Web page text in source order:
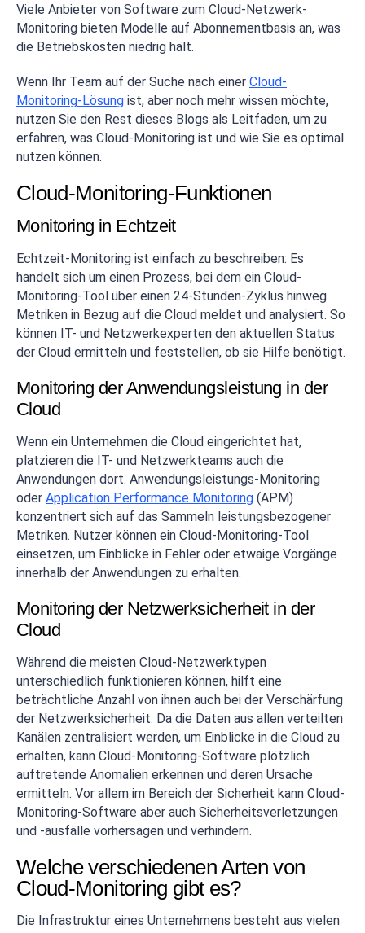
Viele Anbieter von Software zum Cloud-Netzwerk-
Monitoring bieten Modelle auf Abonnementbasis an, was
die Betriebskosten niedrig hält.
Wenn Ihr Team auf der Suche nach einer Cloud-
Monitoring-Lösung ist, aber noch mehr wissen möchte,
nutzen Sie den Rest dieses Blogs als Leitfaden, um zu
erfahren, was Cloud-Monitoring ist und wie Sie es optimal
nutzen können.
Cloud-Monitoring-Funktionen
Monitoring in Echtzeit
Echtzeit-Monitoring ist einfach zu beschreiben: Es
handelt sich um einen Prozess, bei dem ein Cloud-
Monitoring-Tool über einen 24-Stunden-Zyklus hinweg
Metriken in Bezug auf die Cloud meldet und analysiert. So
können IT- und Netzwerkexperten den aktuellen Status
der Cloud ermitteln und feststellen, ob sie Hilfe benötigt.
Monitoring der Anwendungsleistung in der
Cloud
Wenn ein Unternehmen die Cloud eingerichtet hat,
platzieren die IT- und Netzwerkteams auch die
Anwendungen dort. Anwendungsleistungs-Monitoring
oder Application Performance Monitoring (APM)
konzentriert sich auf das Sammeln leistungsbezogener
Metriken. Nutzer können ein Cloud-Monitoring-Tool
einsetzen, um Einblicke in Fehler oder etwaige Vorgänge
innerhalb der Anwendungen zu erhalten.
Monitoring der Netzwerksicherheit in der
Cloud
Während die meisten Cloud-Netzwerktypen
unterschiedlich funktionieren können, hilft eine
beträchtliche Anzahl von ihnen auch bei der Verschärfung
der Netzwerksicherheit. Da die Daten aus allen verteilten
Kanälen zentralisiert werden, um Einblicke in die Cloud zu
erhalten, kann Cloud-Monitoring-Software plötzlich
auftretende Anomalien erkennen und deren Ursache
ermitteln. Vor allem im Bereich der Sicherheit kann Cloud-
Monitoring-Software aber auch Sicherheitsverletzungen
und -ausfälle vorhersagen und verhindern.
Welche verschiedenen Arten von
Cloud-Monitoring gibt es?
Die Infrastruktur eines Unternehmens besteht aus vielen